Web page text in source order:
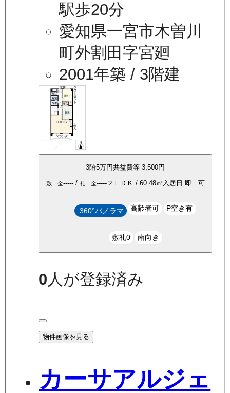
駅歩20分
愛知県一宮市木曽川
町外割田字宮廻
2001年築 / 3階建
3階5万円共益費等 3,500円
敷 金-----/ 礼 金-----２ＬＤＫ / 60.48㎡ 入居日 即 可
360°パノラマ 高齢者可 P空き有
敷礼0 南向き
0人が登録済み
物件画像を見る
カーサアルジェ